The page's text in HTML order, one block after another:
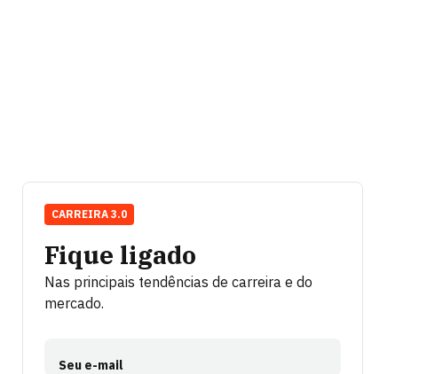
Fique ligado
Nas principais tendências de carreira e do
mercado.
Seu e-mail
CARREIRA 3.0